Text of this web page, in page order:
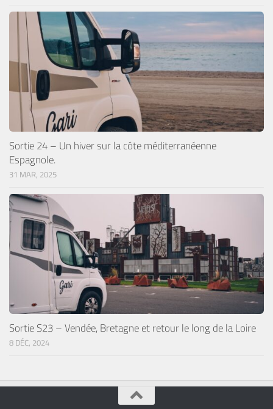
Sortie 24 – Un hiver sur la côte méditerranéenne
Espagnole.
31 MAR, 2025
Sortie S23 – Vendée, Bretagne et retour le long de la Loire
8 DÉC, 2024